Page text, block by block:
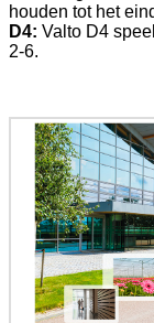
houden tot het
D4: Valto D4
2-6.